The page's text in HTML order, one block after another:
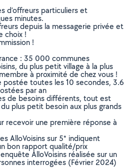
d’offreurs particuliers et
minutes.
depuis la messagerie privée et
choix !
!
: 35 000 communes
du plus petit village à la plus
à proximité de chez vous !
postée toutes les 10 secondes, 3.6
par an
de besoins différents, tout est
plus petit besoin aux plus grands
recevoir une première réponse à
AlloVoisins sur 5* indiquent
bon rapport qualité/prix
AlloVoisins réalisée sur un
interrogées (Février 2024)